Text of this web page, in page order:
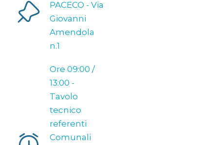
PACECO - Via
Giovanni
Amendola
n.1
Ore 09:00 /
13:00 -
Tavolo
tecnico
referenti
Comunali